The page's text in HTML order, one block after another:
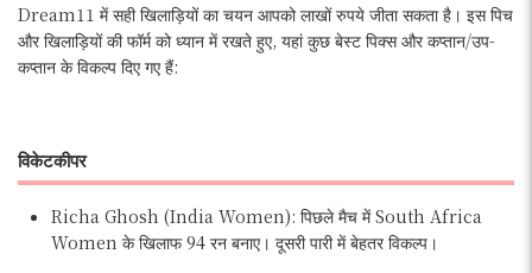
Dream11 में सही खिलाड़ियों का चयन आपको लाखों रुपये जीता सकता है। इस पिच
और खिलाड़ियों की फॉर्म को ध्यान में रखते हुए, यहां कुछ बेस्ट पिक्स और कप्तान/उप-
कप्तान के विकल्प दिए गए हैं:
विकेटकीपर
Richa Ghosh (India Women): पिछले मैच में South Africa
Women के खिलाफ 94 रन बनाए। दूसरी पारी में बेहतर विकल्प।